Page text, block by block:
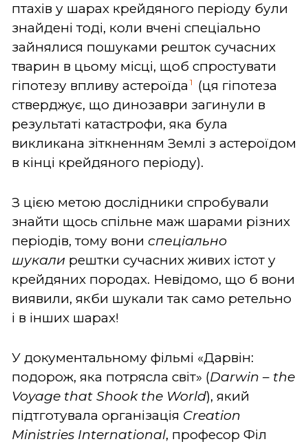
птахів у шарах крейдяного періоду були
знайдені тоді, коли вчені спеціально
зайнялися пошуками решток сучасних
тварин в цьому місці, щоб спростувати
гіпотезу впливу астероїда 1
(ця гіпотеза
стверджує, що динозаври загинули в
результаті катастрофи, яка була
викликана зіткненням Землі з астероїдом
в кінці крейдяного періоду).
З цією метою дослідники спробували
знайти щось спільне маж шарами різних
періодів, тому вони спеціально
шукали рештки сучасних живих істот у
крейдяних породах. Невідомо, що б вони
виявили, якби шукали так само ретельно
і в інших шарах!
У документальному фільмі «Дарвін:
подорож, яка потрясла світ» (Darwin – the
Voyage that Shook the World), який
підтготувала організація Creation
Ministries International, професор Філ